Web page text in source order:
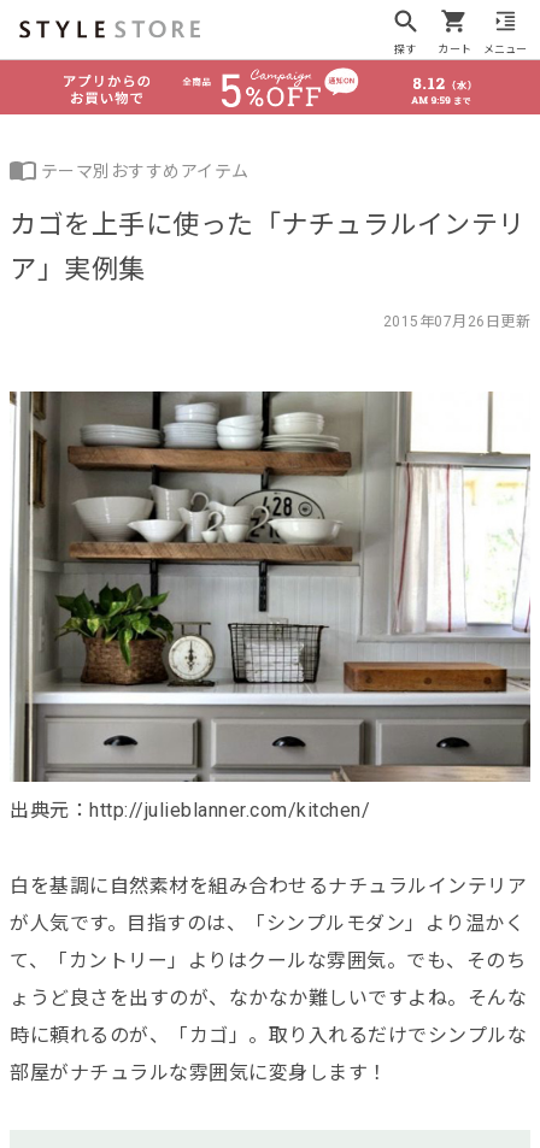
探す カート メニュー
テーマ別おすすめアイテム
カゴを上手に使った「ナチュラルインテリ
ア」実例集
2015年07月26日更新
出典元：http://julieblanner.com/kitchen/
白を基調に自然素材を組み合わせるナチュラルインテリア
が人気です。目指すのは、「シンプルモダン」より温かく
て、「カントリー」よりはクールな雰囲気。でも、そのち
ょうど良さを出すのが、なかなか難しいですよね。そんな
時に頼れるのが、「カゴ」。取り入れるだけでシンプルな
部屋がナチュラルな雰囲気に変身します！